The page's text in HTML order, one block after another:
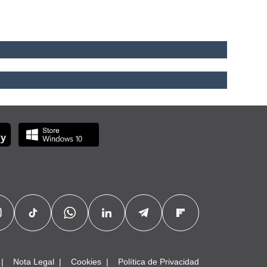
Nota Legal Cookies Política de Privacidad